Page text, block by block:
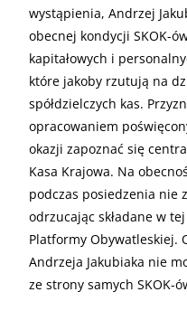
wystąpienia, Andrzej
obecnej kondycji SKOK-
kapitałowych i
które jakoby rzutują na
spółdzielczych kas.
opracowaniem
okazji zapoznać się
Kasa Krajowa. Na
podczas posiedzenia nie
odrzucając składane w
Platformy Obywatleskiej.
Andrzeja Jakubiaka nie
ze strony samych SKOK-